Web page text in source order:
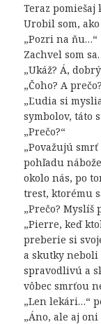
Teraz
Urobil som,
„Pozri na ňu…“
Zachvel som
„Ukáž? Á,
„Čoho? A
„Ľudia si
symbolov, táto
„Prečo?“
„Považujú
pohľadu
okolo nás, po
trest, ktorému
„Prečo? Myslíš
„Pierre, keď
preberie si
a skutky neboli
spravodlivú a
vôbec smrťou
„Len lekári…“
„Áno, ale aj